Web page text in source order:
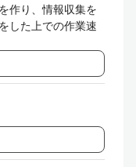
作り、情報収集を
した上での作業速